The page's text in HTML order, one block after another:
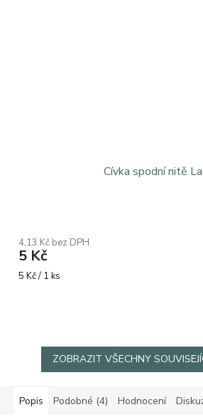
Cívka spodní nitě
produktu
je
4,2
4,13 Kč bez DPH
5 Kč
Měrná
5 Kč / 1 ks
ZOBRAZIT VŠECHNY
Popis Podobné (4) Hodnocení